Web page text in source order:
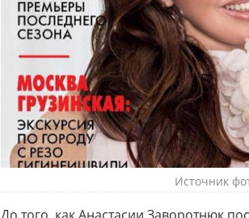
Источник